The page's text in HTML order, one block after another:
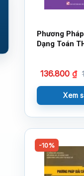
Phương
Dạng Toán
136.800 ₫
Xem
-10%